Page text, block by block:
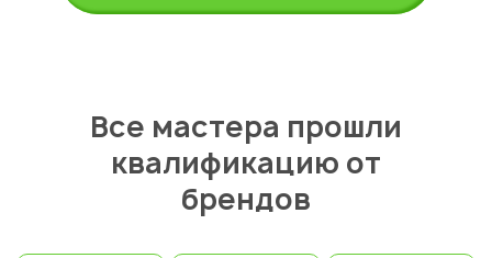
Все мастера прошли
квалификацию от
брендов